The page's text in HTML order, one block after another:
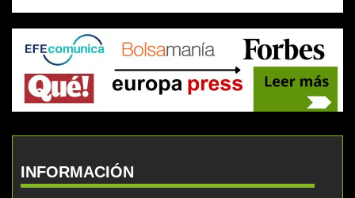
INFORMACIÓN